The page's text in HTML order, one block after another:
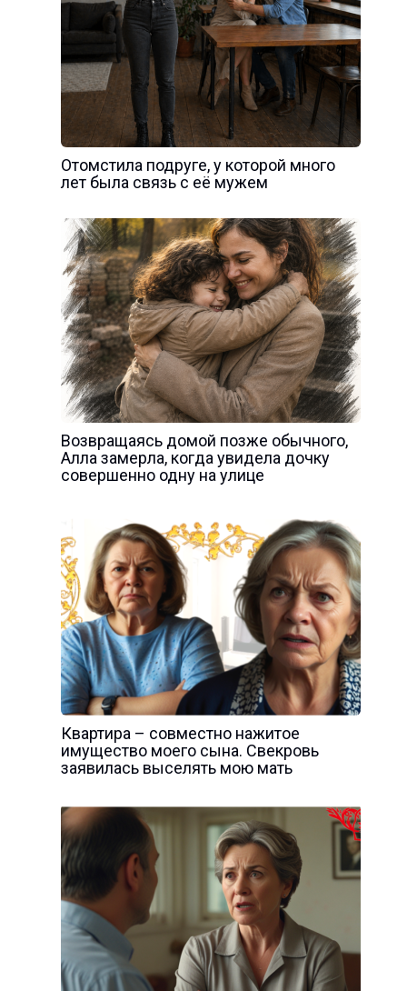
Отомстила подруге, у которой много
лет была связь с её мужем
Возвращаясь домой позже обычного,
Алла замерла, когда увидела дочку
совершенно одну на улице
Квартира – совместно нажитое
имущество моего сына. Свекровь
заявилась выселять мою мать